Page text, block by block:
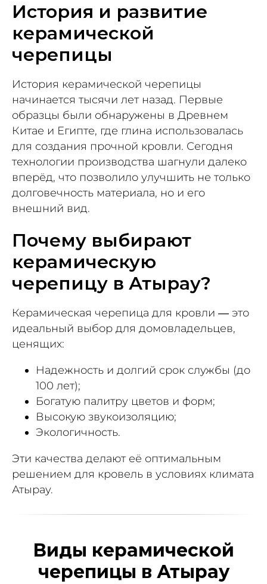
История и развитие
керамической
черепицы
История керамической черепицы
начинается тысячи лет назад. Первые
образцы были обнаружены в Древнем
Китае и Египте, где глина использовалась
для создания прочной кровли. Сегодня
технологии производства шагнули далеко
вперёд, что позволило улучшить не только
долговечность материала, но и его
внешний вид.
Почему выбирают
керамическую
черепицу в Атырау?
Керамическая черепица для кровли — это
идеальный выбор для домовладельцев,
ценящих:
Надежность и долгий срок службы (до
100 лет);
Богатую палитру цветов и форм;
Высокую звукоизоляцию;
Экологичность.
Эти качества делают её оптимальным
решением для кровель в условиях климата
Атырау.
Виды керамической
черепицы в Атырау